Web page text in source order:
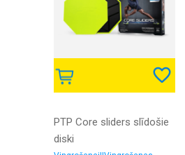
PTP Core sliders slīdošie
diski